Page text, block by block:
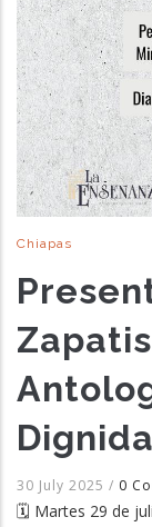
Chiapas
30 July 2025 / 0
🗓️ Martes 29 de